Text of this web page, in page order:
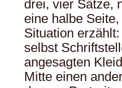
drei, vier Sätze,
eine halbe
Situation
selbst
angesagten
Mitte einen